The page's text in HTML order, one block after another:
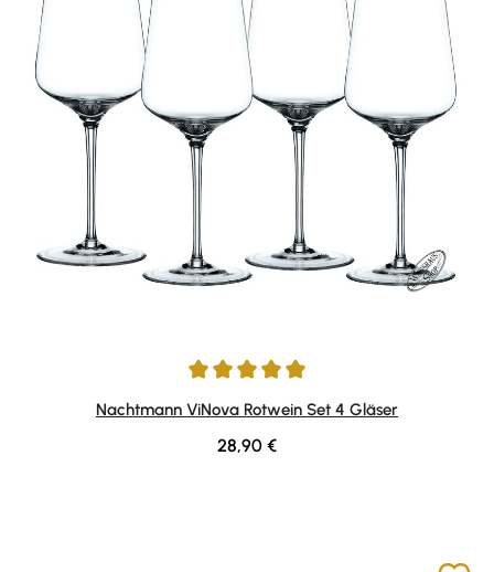
Durchschnittliche Bewertung von 5 von 5 Sternen
Nachtmann ViNova Rotwein Set 4 Gläser
Regulärer Preis:
28,90 €